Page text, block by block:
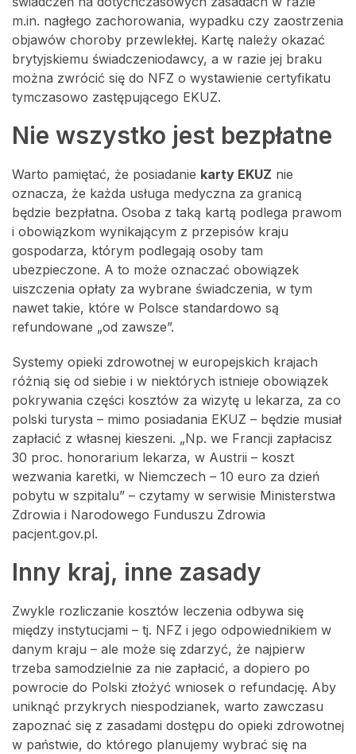
m.in. nagłego zachorowania, wypadku czy zaostrzenia
objawów choroby przewlekłej. Kartę należy okazać
brytyjskiemu świadczeniodawcy, a w razie jej braku
można zwrócić się do NFZ o wystawienie certyfikatu
tymczasowo zastępującego EKUZ.
Nie wszystko jest bezpłatne
Warto pamiętać, że posiadanie karty EKUZ nie
oznacza, że każda usługa medyczna za granicą
będzie bezpłatna. Osoba z taką kartą podlega prawom
i obowiązkom wynikającym z przepisów kraju
gospodarza, którym podlegają osoby tam
ubezpieczone. A to może oznaczać obowiązek
uiszczenia opłaty za wybrane świadczenia, w tym
nawet takie, które w Polsce standardowo są
refundowane „od zawsze”.
Systemy opieki zdrowotnej w europejskich krajach
różnią się od siebie i w niektórych istnieje obowiązek
pokrywania części kosztów za wizytę u lekarza, za co
polski turysta – mimo posiadania EKUZ – będzie musiał
zapłacić z własnej kieszeni. „Np. we Francji zapłacisz
30 proc. honorarium lekarza, w Austrii – koszt
wezwania karetki, w Niemczech – 10 euro za dzień
pobytu w szpitalu” – czytamy w serwisie Ministerstwa
Zdrowia i Narodowego Funduszu Zdrowia
pacjent.gov.pl.
Inny kraj, inne zasady
Zwykle rozliczanie kosztów leczenia odbywa się
między instytucjami – tj. NFZ i jego odpowiednikiem w
danym kraju – ale może się zdarzyć, że najpierw
trzeba samodzielnie za nie zapłacić, a dopiero po
powrocie do Polski złożyć wniosek o refundację. Aby
uniknąć przykrych niespodzianek, warto zawczasu
zapoznać się z zasadami dostępu do opieki zdrowotnej
w państwie, do którego planujemy wybrać się na